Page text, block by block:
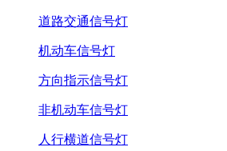
道路交通信号灯
机动车信号灯
方向指示信号灯
非机动车信号灯
人行横道信号灯